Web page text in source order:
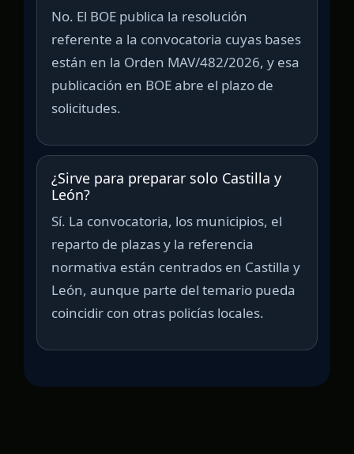
No. El BOE publica la resolución
referente a la convocatoria cuyas bases
están en la Orden MAV/482/2026, y esa
publicación en BOE abre el plazo de
solicitudes.
¿Sirve para preparar solo Castilla y
León?
Sí. La convocatoria, los municipios, el
reparto de plazas y la referencia
normativa están centrados en Castilla y
León, aunque parte del temario pueda
coincidir con otras policías locales.